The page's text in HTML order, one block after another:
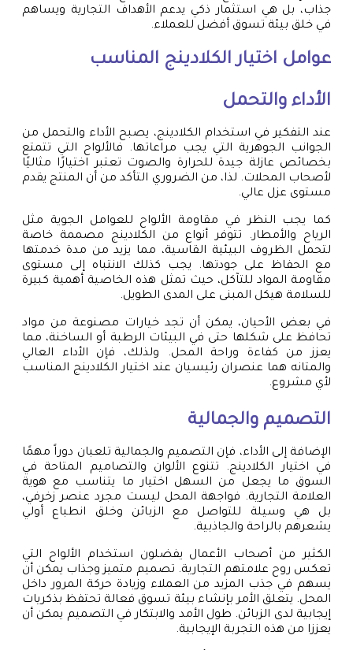
جذاب، بل هي استثمار ذكي يدعم الأهداف التجارية ويساهم
في خلق بيئة تسوق أفضل للعملاء.
عوامل اختيار الكلادينج المناسب
الأداء والتحمل
عند التفكير في استخدام الكلادينج، يصبح الأداء والتحمل من
الجوانب الجوهرية التي يجب مراعاتها. فالألواح التي تتمتع
بخصائص عازلة جيدة للحرارة والصوت تعتبر اختيارًا مثاليًا
لأصحاب المحلات. لذا، من الضروري التأكد من أن المنتج يقدم
مستوى عزل عالي.
كما يجب النظر في مقاومة الألواح للعوامل الجوية مثل
الرياح والأمطار. تتوفر أنواع من الكلادينج مصممة خاصة
لتحمل الظروف البيئية القاسية، مما يزيد من مدة خدمتها
مع الحفاظ على جودتها. يجب كذلك الانتباه إلى مستوى
مقاومة المواد للتآكل، حيث تمثل هذه الخاصية أهمية كبيرة
للسلامة هيكل المبنى على المدى الطويل.
في بعض الأحيان، يمكن أن تجد خيارات مصنوعة من مواد
تحافظ على شكلها حتى في البيئات الرطبة أو الساخنة، مما
يعزز من كفاءة وراحة المحل. ولذلك، فإن الأداء العالي
والمتانه هما عنصران رئيسيان عند اختيار الكلادينج المناسب
لأي مشروع.
التصميم والجمالية
الإضافة إلى الأداء، فإن التصميم والجمالية تلعبان دوراً مهمًا
في اختيار الكلادينج. تتنوع الألوان والتصاميم المتاحة في
السوق ما يجعل من السهل اختيار ما يتناسب مع هوية
العلامة التجارية. فواجهة المحل ليست مجرد عنصر زخرفي،
بل هي وسيلة للتواصل مع الزبائن وخلق انطباع أولي
يشعرهم بالراحة والجاذبية.
الكثير من أصحاب الأعمال يفضلون استخدام الألواح التي
تعكس روح علامتهم التجارية. تصميم متميز وجذاب يمكن أن
يسهم في جذب المزيد من العملاء وزيادة حركة المرور داخل
المحل. يتعلق الأمر بإنشاء بيئة تسوق فعالة تحتفظ بذكريات
إيجابية لدى الزبائن. طول الأمد والابتكار في التصميم يمكن أن
يعززا من هذه التجربة الإيجابية.